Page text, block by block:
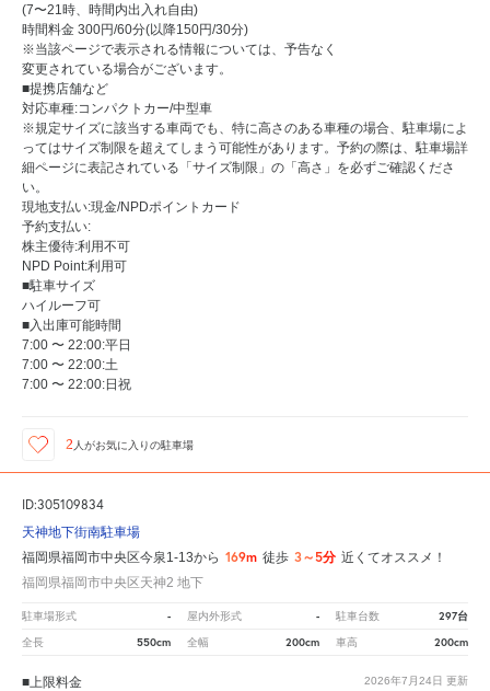
(7〜21時、時間内出入れ自由)
時間料金 300円/60分(以降150円/30分)
※当該ページで表示される情報については、予告なく
変更されている場合がございます。
■提携店舗など
対応車種:コンパクトカー/中型車
※規定サイズに該当する車両でも、特に高さのある車種の場合、駐車場によ
ってはサイズ制限を超えてしまう可能性があります。予約の際は、駐車場詳
細ページに表記されている「サイズ制限」の「高さ」を必ずご確認くださ
い。
現地支払い:現金/NPDポイントカード
予約支払い:
株主優待:利用不可
NPD Point:利用可
■駐車サイズ
ハイルーフ可
■入出庫可能時間
7:00 〜 22:00:平日
7:00 〜 22:00:土
7:00 〜 22:00:日祝
2 人がお気に入りの駐車場
ID:305109834
天神地下街南駐車場
福岡県福岡市中央区今泉1-13から 169m 徒歩 3～5分 近くてオススメ！
福岡県福岡市中央区天神2 地下
駐車場形式 - 屋内外形式 - 駐車台数 297台
全長 550cm 全幅 200cm 車高 200cm
2026年7月24日 更新
■上限料金